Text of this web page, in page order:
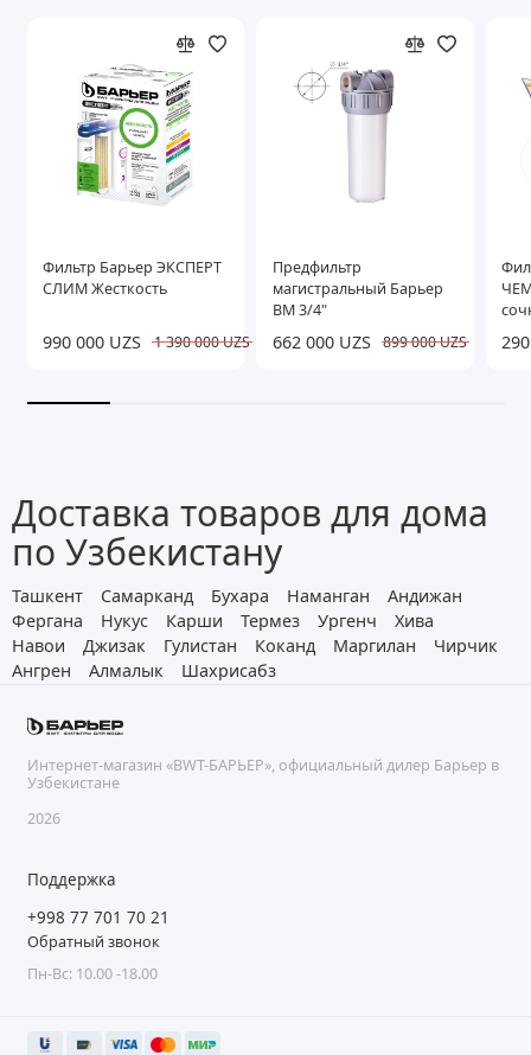
Фильтр Барьер ЭКСПЕРТ
СЛИМ Жесткость
990 000 UZS 1 390 000 UZS
Предфильтр
магистральный Барьер
ВМ 3/4"
662 000 UZS 899 000 UZS
Доставка товаров для дома
по Узбекистану
Ташкент Самарканд Бухара Наманган
Андижан
Фергана
Нукус Карши Термез Ургенч
Хива
Навои
Джизак Гулистан Коканд Маргилан
Чирчик
Ангрен
Алмалык Шахрисабз
Интернет-магазин «BWT-БАРЬЕР», официальный дилер Барьер в
Узбекистане
2026
Поддержка
+998 77 701 70 21
Обратный звонок
Пн-Вс: 10.00 -18.00